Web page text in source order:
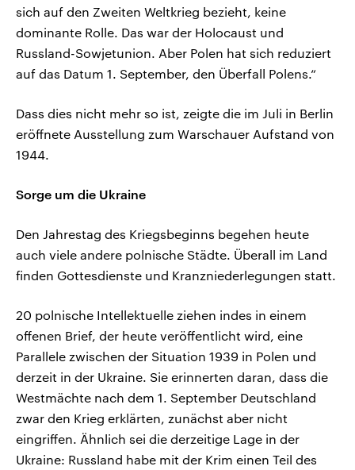
sich auf den Zweiten Weltkrieg bezieht, keine
dominante Rolle. Das war der Holocaust und
Russland-Sowjetunion. Aber Polen hat sich reduziert
auf das Datum 1. September, den Überfall Polens.“
Dass dies nicht mehr so ist, zeigte die im Juli in Berlin
eröffnete Ausstellung zum Warschauer Aufstand von
1944.
Sorge um die Ukraine
Den Jahrestag des Kriegsbeginns begehen heute
auch viele andere polnische Städte. Überall im Land
finden Gottesdienste und Kranzniederlegungen statt.
20 polnische Intellektuelle ziehen indes in einem
offenen Brief, der heute veröffentlicht wird, eine
Parallele zwischen der Situation 1939 in Polen und
derzeit in der Ukraine. Sie erinnerten daran, dass die
Westmächte nach dem 1. September Deutschland
zwar den Krieg erklärten, zunächst aber nicht
eingriffen. Ähnlich sei die derzeitige Lage in der
Ukraine: Russland habe mit der Krim einen Teil des